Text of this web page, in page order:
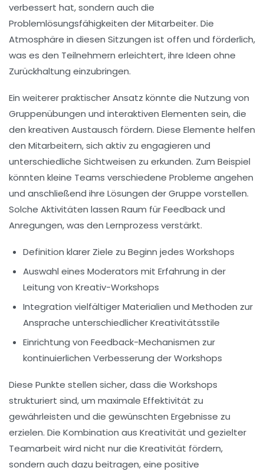
verbessert hat, sondern auch die
Problemlösungsfähigkeiten der Mitarbeiter. Die
Atmosphäre in diesen Sitzungen ist offen und förderlich,
was es den Teilnehmern erleichtert, ihre Ideen ohne
Zurückhaltung einzubringen.
Ein weiterer praktischer Ansatz könnte die Nutzung von
Gruppenübungen und interaktiven Elementen sein, die
den kreativen Austausch fördern. Diese Elemente helfen
den Mitarbeitern, sich aktiv zu engagieren und
unterschiedliche Sichtweisen zu erkunden. Zum Beispiel
könnten kleine Teams verschiedene Probleme angehen
und anschließend ihre Lösungen der Gruppe vorstellen.
Solche Aktivitäten lassen Raum für Feedback und
Anregungen, was den Lernprozess verstärkt.
Definition klarer Ziele zu Beginn jedes Workshops
Auswahl eines Moderators mit Erfahrung in der
Leitung von Kreativ-Workshops
Integration vielfältiger Materialien und Methoden zur
Ansprache unterschiedlicher Kreativitätsstile
Einrichtung von Feedback-Mechanismen zur
kontinuierlichen Verbesserung der Workshops
Diese Punkte stellen sicher, dass die Workshops
strukturiert sind, um maximale Effektivität zu
gewährleisten und die gewünschten Ergebnisse zu
erzielen. Die Kombination aus Kreativität und gezielter
Teamarbeit wird nicht nur die Kreativität fördern,
sondern auch dazu beitragen, eine positive